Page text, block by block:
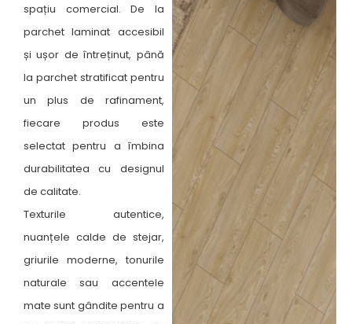
spațiu comercial. De la
parchet laminat accesibil
și ușor de întreținut, până
la parchet stratificat pentru
un plus de rafinament,
fiecare produs este
selectat pentru a îmbina
durabilitatea cu designul
de calitate.
Texturile autentice,
nuanțele calde de stejar,
griurile moderne, tonurile
naturale sau accentele
mate sunt gândite pentru a